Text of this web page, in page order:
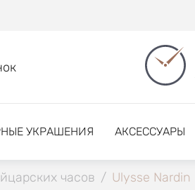
УКРАШЕНИЯ АКСЕССУАРЫ
часов / Ulysse Nardin